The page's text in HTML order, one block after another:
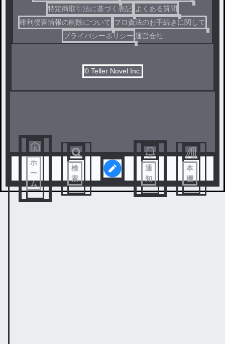
特定商取引法に基づく表記 よくある質問
権利侵害情報の削除について プロ責法のお手続きに関して
プライバシーポリシー 運営会社
© Teller Novel Inc.
ホ
ー
ム
検
索
通
知
本
棚